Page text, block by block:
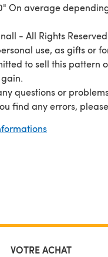
On average
- All Rights
use, as gifts or
to sell this pattern
questions or
find any errors,
VOTRE ACHAT